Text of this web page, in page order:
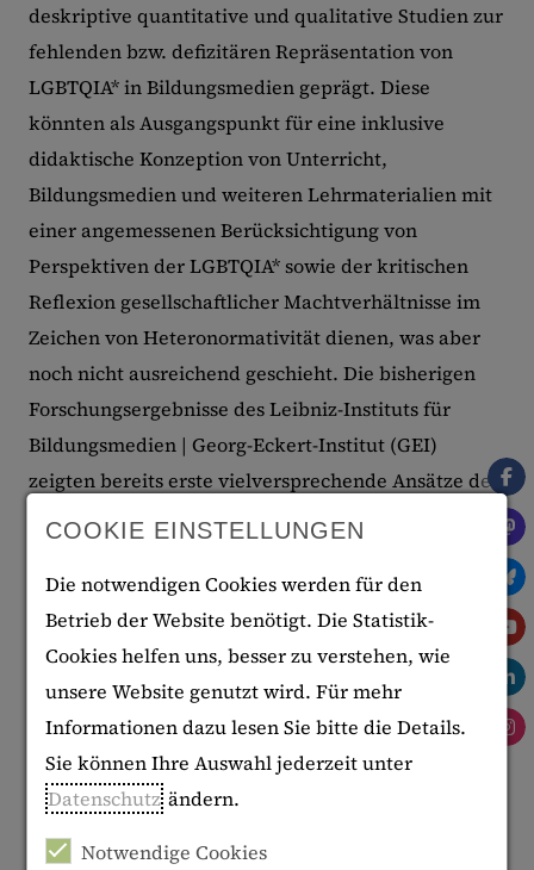
deskriptive quantitative und qualitative Studien zur
fehlenden bzw. defizitären Repräsentation von
LGBTQIA* in Bildungsmedien geprägt. Diese
könnten als Ausgangspunkt für eine inklusive
didaktische Konzeption von Unterricht,
Bildungsmedien und weiteren Lehrmaterialien mit
einer angemessenen Berücksichtigung von
Perspektiven der LGBTQIA* sowie der kritischen
Reflexion gesellschaftlicher Machtverhältnisse im
Zeichen von Heteronormativität dienen, was aber
noch nicht ausreichend geschieht. Die bisherigen
Forschungsergebnisse des Leibniz-Instituts für
Bildungsmedien | Georg-Eckert-Institut (GEI)
zeigten bereits erste vielversprechende Ansätze der
Thematisierung von Queer Diversity. Darin wird die
verbunden mit einem Beratungsbedarf auf Seiten
der Bildungsmedienverlage.
Ein besonderes Desiderat, dem sich das Projekt
widmet, bilden Analysen zur hegemonialen
gesellschaftlichen Heteronormativität und zur
Einbeziehung queerer Diversität in Schulbüchern
und Lehrplänen, z.B. in der Darstellung von Familie,
Partnerschaft, Sexualität, zwischenmenschlichen
COOKIE EINSTELLUNGEN
Die notwendigen Cookies werden für den
Betrieb der Website benötigt. Die Statistik-
Cookies helfen uns, besser zu verstehen, wie
unsere Website genutzt wird. Für mehr
Informationen dazu lesen Sie bitte die Details.
Sie können Ihre Auswahl jederzeit unter
Datenschutz ändern.
Notwendige Cookies